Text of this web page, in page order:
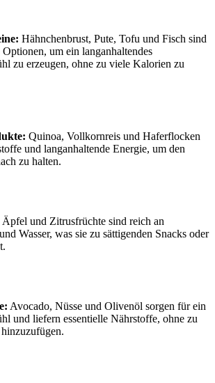
Hähnchenbrust, Pute, Tofu und Fisch sind
um ein langanhaltendes
zu erzeugen, ohne zu viele Kalorien zu
Quinoa, Vollkornreis und Haferflocken
und langanhaltende Energie, um den
zu halten.
Äpfel und Zitrusfrüchte sind reich an
Wasser, was sie zu sättigenden Snacks oder
Avocado, Nüsse und Olivenöl sorgen für ein
und liefern essentielle Nährstoffe, ohne zu